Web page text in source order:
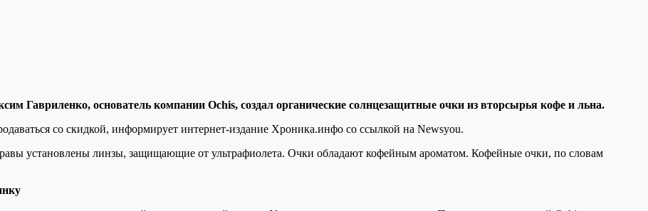
Гавриленко, основатель компании Ochis, создал органические солнцезащитные очки из вторсырья кофе и льна.
со скидкой, информирует интернет-издание Хроника.инфо со ссылкой на Newsyou.
установлены линзы, защищающие от ультрафиолета. Очки обладают кофейным ароматом. Кофейные очки, по словам